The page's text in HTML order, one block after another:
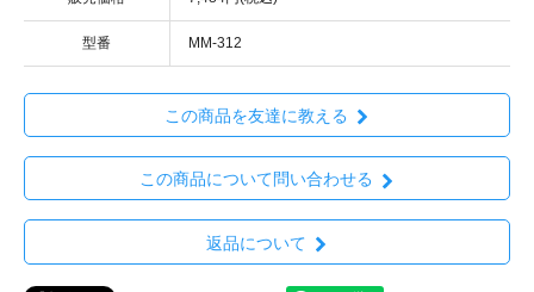
型番 MM-312
この商品を友達に教える
この商品について問い合わせる
返品について